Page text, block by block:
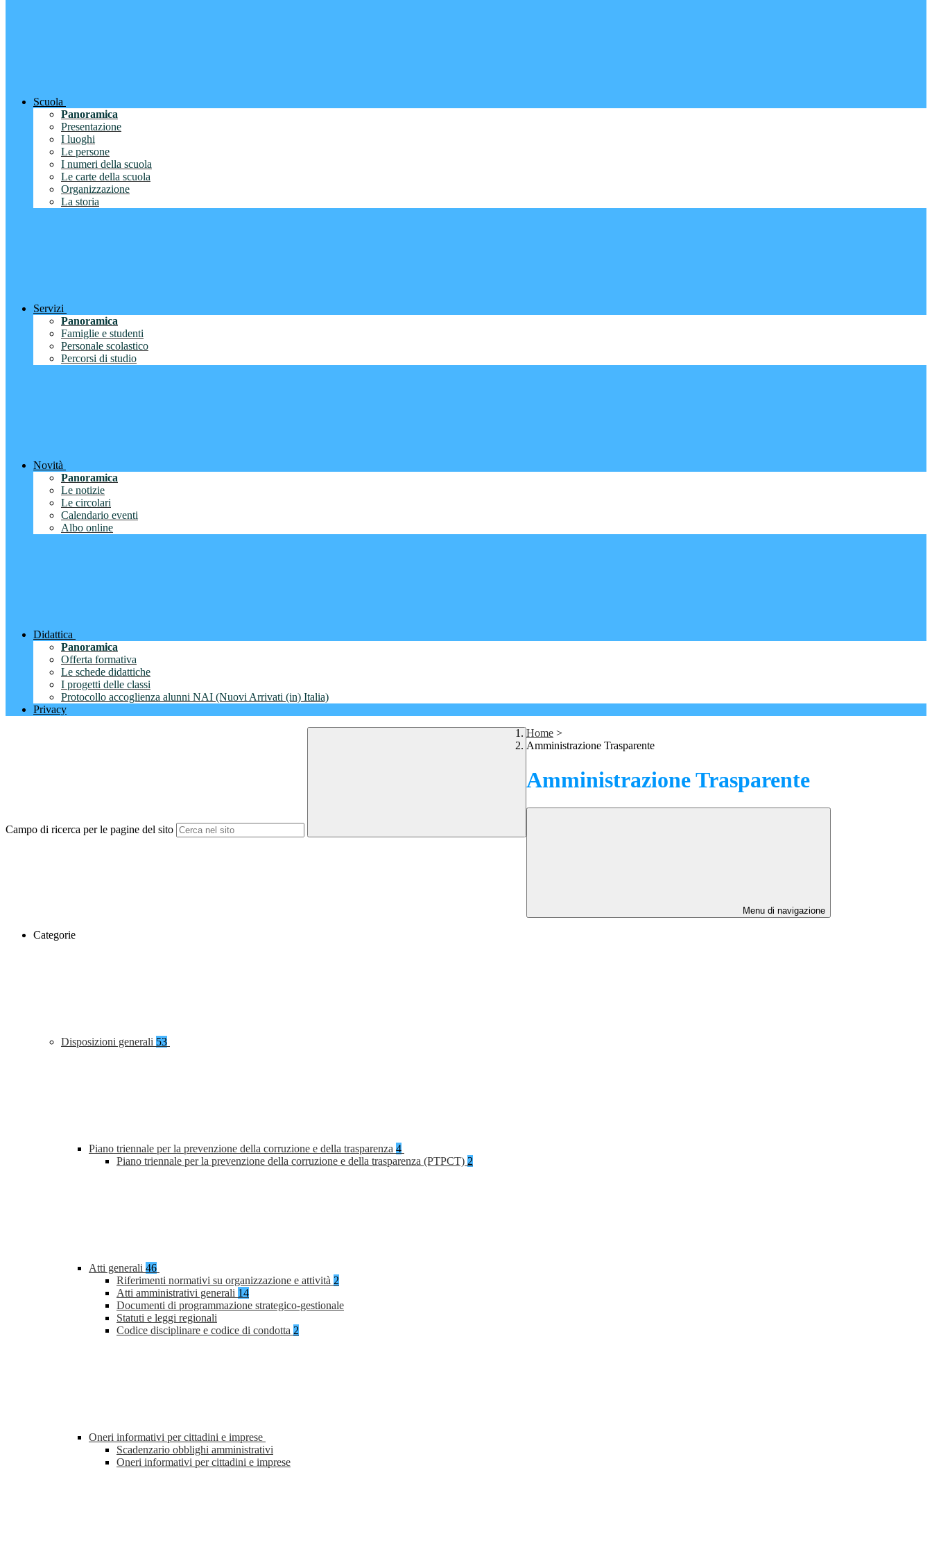
Scuola
Panoramica
Presentazione
I luoghi
Le persone
I numeri della scuola
Le carte della scuola
Organizzazione
La storia
Servizi
Panoramica
Famiglie e studenti
Personale scolastico
Percorsi di studio
Novità
Panoramica
Le notizie
Le circolari
Calendario eventi
Albo online
Didattica
Panoramica
Offerta formativa
Le schede didattiche
I progetti delle classi
Protocollo accoglienza alunni NAI (Nuovi Arrivati (in) Italia)
Privacy
Campo di ricerca per le pagine del sito
Home >
Amministrazione Trasparente
Amministrazione Trasparente
Menu di navigazione
Categorie
Disposizioni generali 53
Piano triennale per la prevenzione della corruzione e della trasparenza 4
Piano triennale per la prevenzione della corruzione e della trasparenza (PTPCT) 2
Atti generali 46
Riferimenti normativi su organizzazione e attività 2
Atti amministrativi generali 14
Documenti di programmazione strategico-gestionale
Statuti e leggi regionali
Codice disciplinare e codice di condotta 2
Oneri informativi per cittadini e imprese
Scadenzario obblighi amministrativi
Oneri informativi per cittadini e imprese